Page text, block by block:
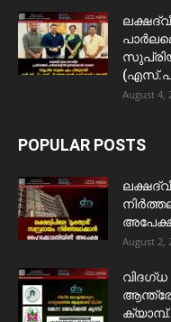
August 4,
POPULAR POSTS
August 2,